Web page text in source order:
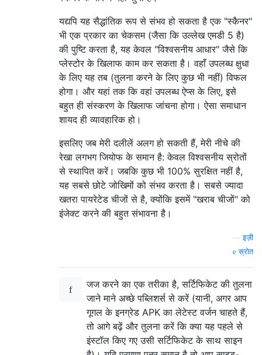
यद्यपि यह सैद्धांतिक रूप से संभव हो सकता है एक "स्कैनर"
भी एक प्रकार का चेकसम (जैसा कि उल्लेख एमडी 5 है)
की पुष्टि करता है, यह केवल "विश्वसनीय आधार" जैसे कि
प्लेस्टोर के खिलाफ काम कर सकता है। वहाँ उपलब्ध क्षुधा
के लिए यह तब (तुलना करने के लिए कुछ भी नहीं) विफल
होगा। और यहां तक ​​कि वहां उपलब्ध ऐप्स के लिए, इसे
बहुत ही संस्करण के खिलाफ जांचना होगा। ऐसा समाधान
शायद ही व्यावहारिक हो।
इसलिए जब मेरी दलीलें अलग हो सकती हैं, मेरी नीचे की
रेखा लगभग जियोफ के समान है: केवल विश्वसनीय स्रोतों
से स्थापित करें। जबकि कुछ भी 100% सुरक्षित नहीं है,
यह सबसे छोटे जोखिमों को संभव करता है। सबसे ज्यादा
खतरा पायरेटेड चीजों से है, क्योंकि इसमें "खराब चीजों" को
इंजेक्ट करने की बहुत संभावना है।
—इज़ी
स्रोत
जज करने का एक तरीका है, सर्टिफिकेट की तुलना
जाने माने अच्छे पब्लिशर्स से करें (यानी, अगर आप
गूगल के इनग्रेड APK का लेटेस्ट वर्जन चाहते हैं,
तो आगे बढ़ें और तुलना करें कि क्या यह पहले से
इंस्टॉल किए गए उसी सर्टिफिकेट के साथ साइन